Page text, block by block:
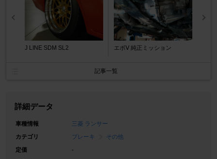
J LINE SDM SL2 エボⅤ 純正ミッション
記事一覧
詳細データ
車種情報
三菱 ランサー
カテゴリ
ブレーキ
その他
定価
-